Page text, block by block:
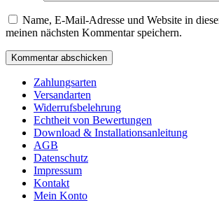
Name, E-Mail-Adresse und Website in
meinen nächsten Kommentar speichern.
Zahlungsarten
Versandarten
Widerrufsbelehrung
Echtheit von Bewertungen
Download & Installationsanleitung
AGB
Datenschutz
Impressum
Kontakt
Mein Konto